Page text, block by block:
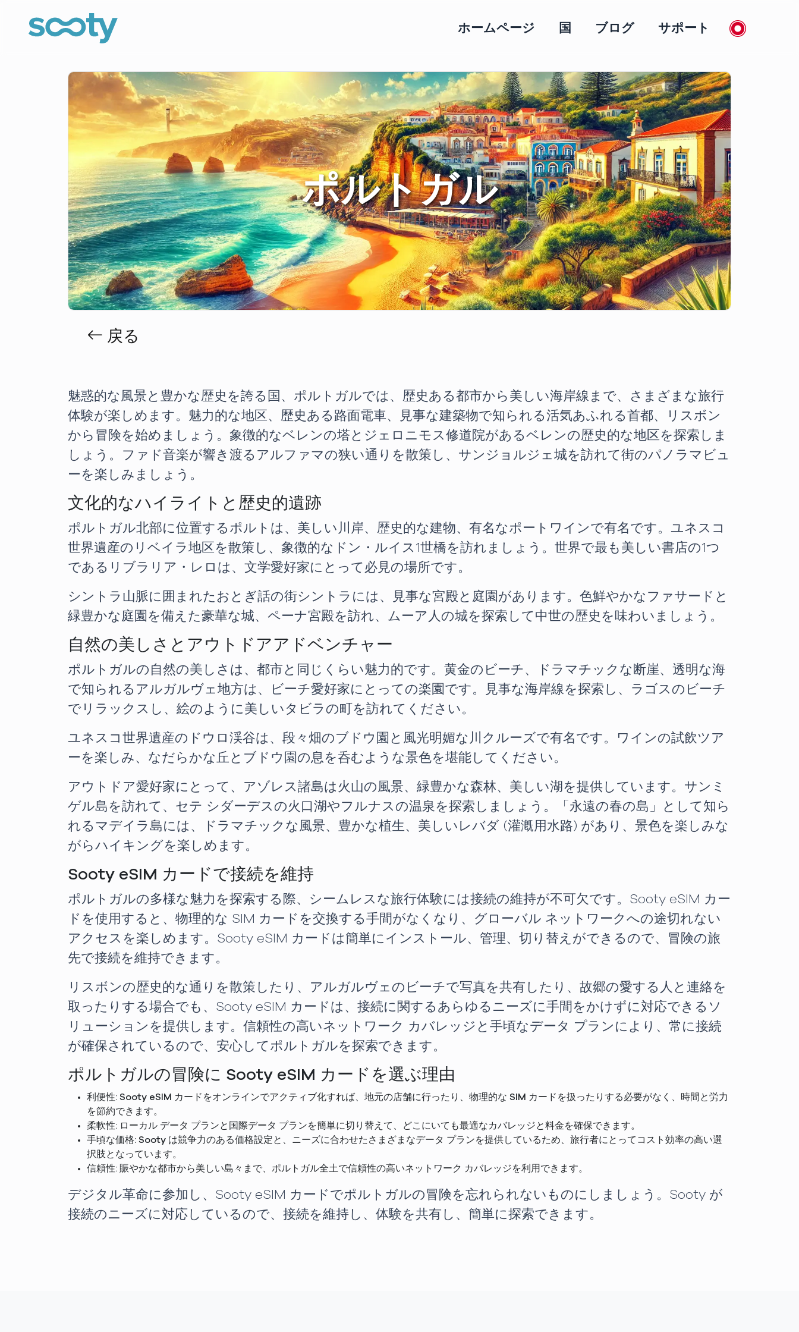
ホームページ 国 ブログ サポート
ポルトガル
戻る
魅惑的な風景と豊かな歴史を誇る国、ポルトガルでは、歴史ある都市から美しい海岸線まで、さまざまな旅行
体験が楽しめます。魅力的な地区、歴史ある路面電車、見事な建築物で知られる活気あふれる首都、リスボン
から冒険を始めましょう。象徴的なベレンの塔とジェロニモス修道院があるベレンの歴史的な地区を探索しま
しょう。ファド音楽が響き渡るアルファマの狭い通りを散策し、サンジョルジェ城を訪れて街のパノラマビュ
ーを楽しみましょう。
文化的なハイライトと歴史的遺跡
ポルトガル北部に位置するポルトは、美しい川岸、歴史的な建物、有名なポートワインで有名です。ユネスコ
世界遺産のリベイラ地区を散策し、象徴的なドン・ルイス1世橋を訪れましょう。世界で最も美しい書店の1つ
であるリブラリア・レロは、文学愛好家にとって必見の場所です。
シントラ山脈に囲まれたおとぎ話の街シントラには、見事な宮殿と庭園があります。色鮮やかなファサードと
緑豊かな庭園を備えた豪華な城、ペーナ宮殿を訪れ、ムーア人の城を探索して中世の歴史を味わいましょう。
自然の美しさとアウトドアアドベンチャー
ポルトガルの自然の美しさは、都市と同じくらい魅力的です。黄金のビーチ、ドラマチックな断崖、透明な海
で知られるアルガルヴェ地方は、ビーチ愛好家にとっての楽園です。見事な海岸線を探索し、ラゴスのビーチ
でリラックスし、絵のように美しいタビラの町を訪れてください。
ユネスコ世界遺産のドウロ渓谷は、段々畑のブドウ園と風光明媚な川クルーズで有名です。ワインの試飲ツア
ーを楽しみ、なだらかな丘とブドウ園の息を呑むような景色を堪能してください。
アウトドア愛好家にとって、アゾレス諸島は火山の風景、緑豊かな森林、美しい湖を提供しています。サンミ
ゲル島を訪れて、セテ シダーデスの火口湖やフルナスの温泉を探索しましょう。「永遠の春の島」として知ら
れるマデイラ島には、ドラマチックな風景、豊かな植生、美しいレバダ (灌漑用水路) があり、景色を楽しみな
がらハイキングを楽しめます。
Sooty eSIM カードで接続を維持
ポルトガルの多様な魅力を探索する際、シームレスな旅行体験には接続の維持が不可欠です。Sooty eSIM カー
ドを使用すると、物理的な SIM カードを交換する手間がなくなり、グローバル ネットワークへの途切れない
アクセスを楽しめます。Sooty eSIM カードは簡単にインストール、管理、切り替えができるので、冒険の旅
先で接続を維持できます。
リスボンの歴史的な通りを散策したり、アルガルヴェのビーチで写真を共有したり、故郷の愛する人と連絡を
取ったりする場合でも、Sooty eSIM カードは、接続に関するあらゆるニーズに手間をかけずに対応できるソ
リューションを提供します。信頼性の高いネットワーク カバレッジと手頃なデータ プランにより、常に接続
が確保されているので、安心してポルトガルを探索できます。
ポルトガルの冒険に Sooty eSIM カードを選ぶ理由
利便性: Sooty eSIM カードをオンラインでアクティブ化すれば、地元の店舗に行ったり、物理的な SIM カードを扱ったりする必要がなく、時間と労力
を節約できます。
柔軟性: ローカル データ プランと国際データ プランを簡単に切り替えて、どこにいても最適なカバレッジと料金を確保できます。
手頃な価格: Sooty は競争力のある価格設定と、ニーズに合わせたさまざまなデータ プランを提供しているため、旅行者にとってコスト効率の高い選
択肢となっています。
信頼性: 賑やかな都市から美しい島々まで、ポルトガル全土で信頼性の高いネットワーク カバレッジを利用できます。
デジタル革命に参加し、Sooty eSIM カードでポルトガルの冒険を忘れられないものにしましょう。Sooty が
接続のニーズに対応しているので、接続を維持し、体験を共有し、簡単に探索できます。